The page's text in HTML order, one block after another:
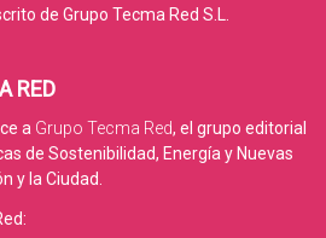
de Grupo Tecma Red S.L.
RED
a Grupo Tecma Red, el grupo editorial
de Sostenibilidad, Energía y Nuevas
y la Ciudad.